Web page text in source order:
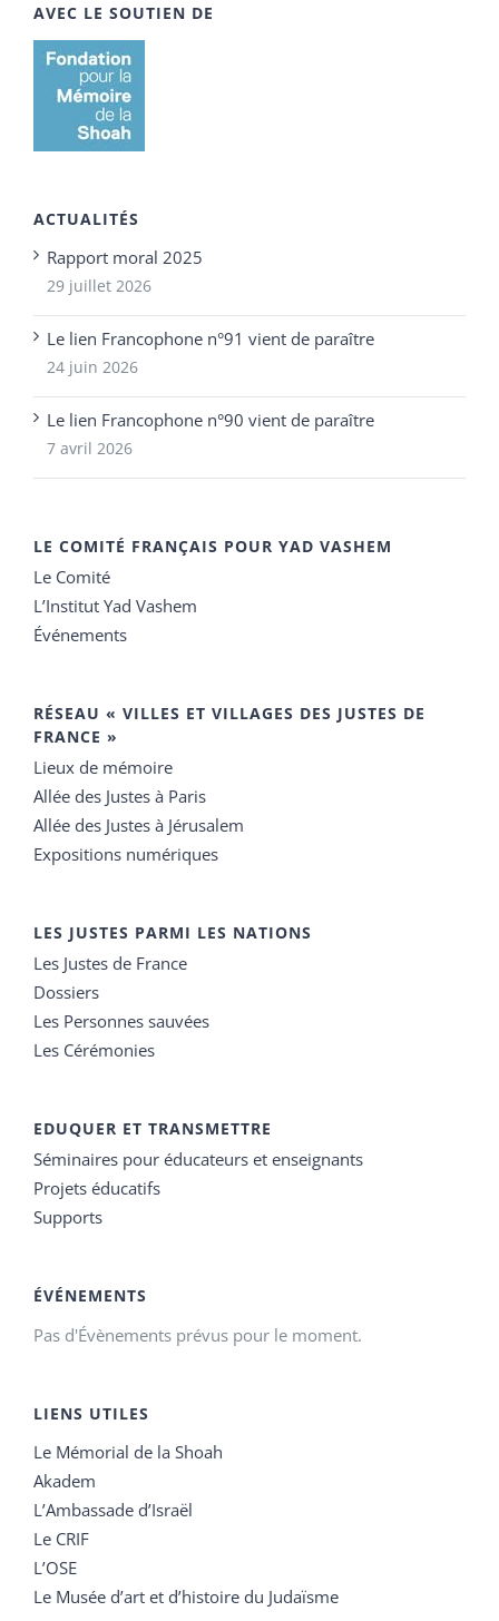
AVEC LE SOUTIEN DE
ACTUALITÉS
Rapport moral 2025
29 juillet 2026
Le lien Francophone n°91 vient de paraître
24 juin 2026
Le lien Francophone n°90 vient de paraître
7 avril 2026
LE COMITÉ FRANÇAIS POUR YAD VASHEM
Le Comité
L’Institut Yad Vashem
Événements
RÉSEAU « VILLES ET VILLAGES DES JUSTES DE
FRANCE »
Lieux de mémoire
Allée des Justes à Paris
Allée des Justes à Jérusalem
Expositions numériques
LES JUSTES PARMI LES NATIONS
Les Justes de France
Dossiers
Les Personnes sauvées
Les Cérémonies
EDUQUER ET TRANSMETTRE
Séminaires pour éducateurs et enseignants
Projets éducatifs
Supports
ÉVÉNEMENTS
Pas d'Évènements prévus pour le moment.
LIENS UTILES
Le Mémorial de la Shoah
Akadem
L’Ambassade d’Israël
Le CRIF
L’OSE
Le Musée d’art et d’histoire du Judaïsme